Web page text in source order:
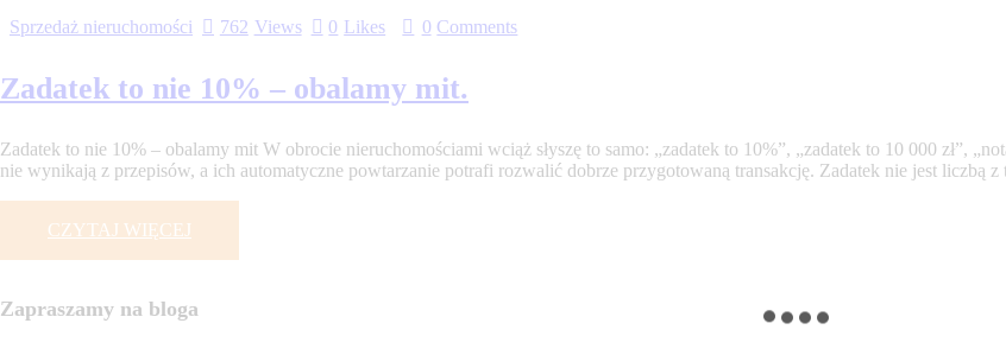
Sprzedaż nieruchomości 762 Views 0 Likes 0 Comments
Zadatek to nie 10% – obalamy mit.
Zadatek to nie 10% – obalamy mit W obrocie nieruchomościami wciąż słyszę to samo: „zadatek to 10%”, „zadatek to 10 000 zł”,
nie wynikają z przepisów, a ich automatyczne powtarzanie potrafi rozwalić dobrze przygotowaną transakcję. Zadatek nie jest liczbą
CZYTAJ WIĘCEJ
Zapraszamy na bloga